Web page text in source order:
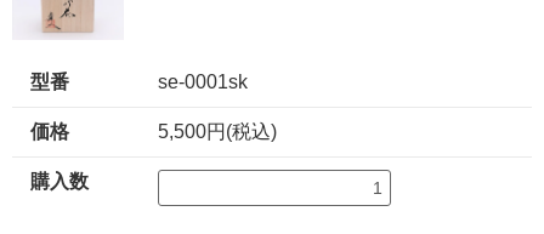
型番 se-0001sk
価格 5,500円(税込)
購入数